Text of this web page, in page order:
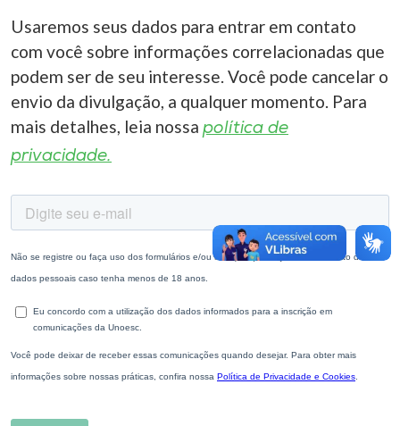
Usaremos seus dados para entrar em contato
com você sobre informações correlacionadas que
podem ser de seu interesse. Você pode cancelar o
envio da divulgação, a qualquer momento. Para
mais detalhes, leia nossa política de
privacidade.